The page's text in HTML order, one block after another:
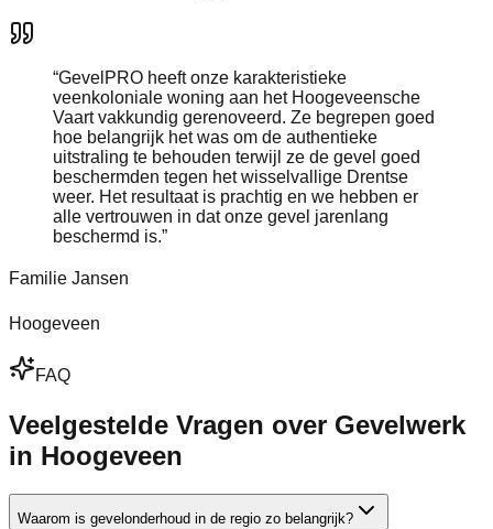
“GevelPRO heeft onze karakteristieke
veenkoloniale woning aan het Hoogeveensche
Vaart vakkundig gerenoveerd. Ze begrepen goed
hoe belangrijk het was om de authentieke
uitstraling te behouden terwijl ze de gevel goed
beschermden tegen het wisselvallige Drentse
weer. Het resultaat is prachtig en we hebben er
alle vertrouwen in dat onze gevel jarenlang
beschermd is.”
Familie Jansen
Hoogeveen
FAQ
Veelgestelde Vragen over Gevelwerk
in Hoogeveen
Waarom is gevelonderhoud in de regio zo belangrijk?